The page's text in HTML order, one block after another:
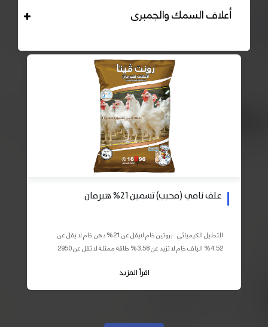
أعلاف السمك والجمبرى
علف نامي (محبب) تسمين 21% هيرمان
التحليل الكيميائي : بروتين خام لايقل عن 21% دهن خام لا يقل عن
4.52% الياف خام لا تزيد عن 3.58% طاقة ممثلة لا تقل عن 2950
اقرأ المزيد